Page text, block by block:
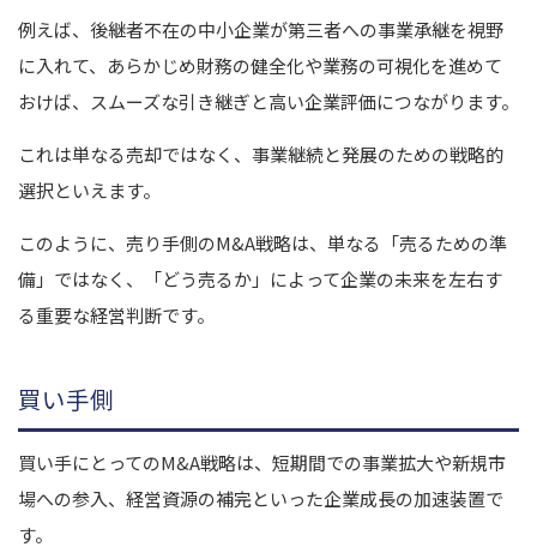
例えば、後継者不在の中小企業が第三者への事業承継を視野
に入れて、あらかじめ財務の健全化や業務の可視化を進めて
おけば、スムーズな引き継ぎと高い企業評価につながります。
これは単なる売却ではなく、事業継続と発展のための戦略的
選択といえます。
このように、売り手側のM&A戦略は、単なる「売るための準
備」ではなく、「どう売るか」によって企業の未来を左右す
る重要な経営判断です。
買い手側
買い手にとってのM&A戦略は、短期間での事業拡大や新規市
場への参入、経営資源の補完といった企業成長の加速装置で
す。